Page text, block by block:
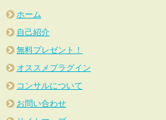
ホーム
自己紹介
無料プレゼント！
オススメプラグイン
コンサルについて
お問い合わせ